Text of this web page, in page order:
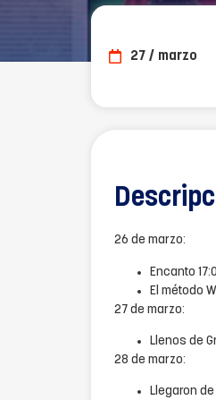
27 / marzo
26 de marzo:
Encanto
El método
27 de marzo:
Llenos de
28 de marzo:
Llegaron